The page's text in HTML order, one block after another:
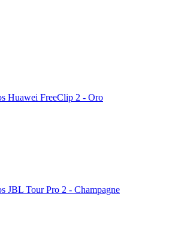
Huawei FreeClip 2 - Oro
JBL Tour Pro 2 - Champagne